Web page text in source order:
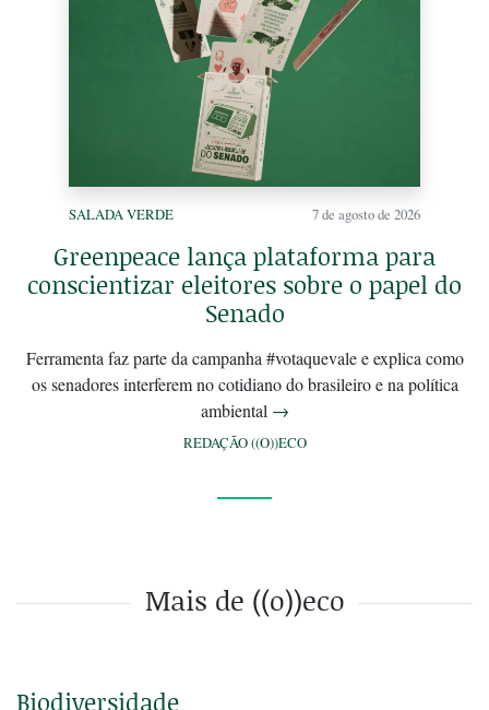
SALADA VERDE 7 de agosto de 2026
Greenpeace lança plataforma para
conscientizar eleitores sobre o papel do
Senado
Ferramenta faz parte da campanha #votaquevale e explica como
os senadores interferem no cotidiano do brasileiro e na política
ambiental →
REDAÇÃO ((O))ECO
Mais de ((o))eco
Biodiversidade